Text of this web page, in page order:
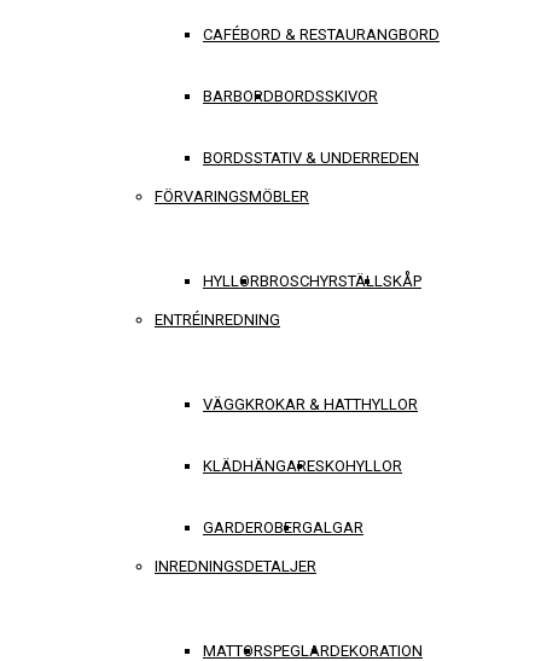
CAFÉBORD & RESTAURANGBORD
BARBORDBORDSSKIVOR
BORDSSTATIV & UNDERREDEN
FÖRVARINGSMÖBLER
HYLLORBROSCHYRSTÄLLSKÅP
ENTRÉINREDNING
VÄGGKROKAR & HATTHYLLOR
KLÄDHÄNGARESKOHYLLOR
GARDEROBERGALGAR
INREDNINGSDETALJER
MATTORSPEGLARDEKORATION